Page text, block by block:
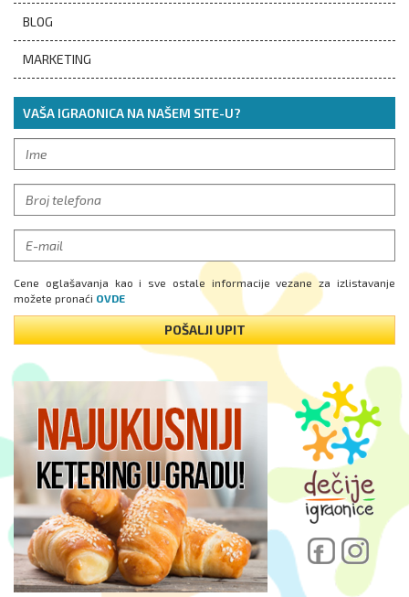
BLOG
MARKETING
VAŠA IGRAONICA NA NAŠEM SITE-U?
Cene oglašavanja kao i sve ostale informacije vezane za izlistavanje
možete pronaći OVDE
POŠALJI UPIT